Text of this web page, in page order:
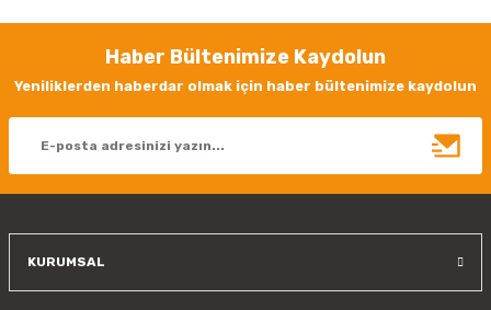
Görüş ve önerileriniz için teşekkür ederiz.
Ürün resmi kalitesiz, bozuk veya görüntülenemiyor.
Ürün bilgilerinde hatalar bulunuyor.
Haber Bültenimize Kaydolun
Yeniliklerden haberdar olmak için haber bültenimize kaydolun
KURUMSAL